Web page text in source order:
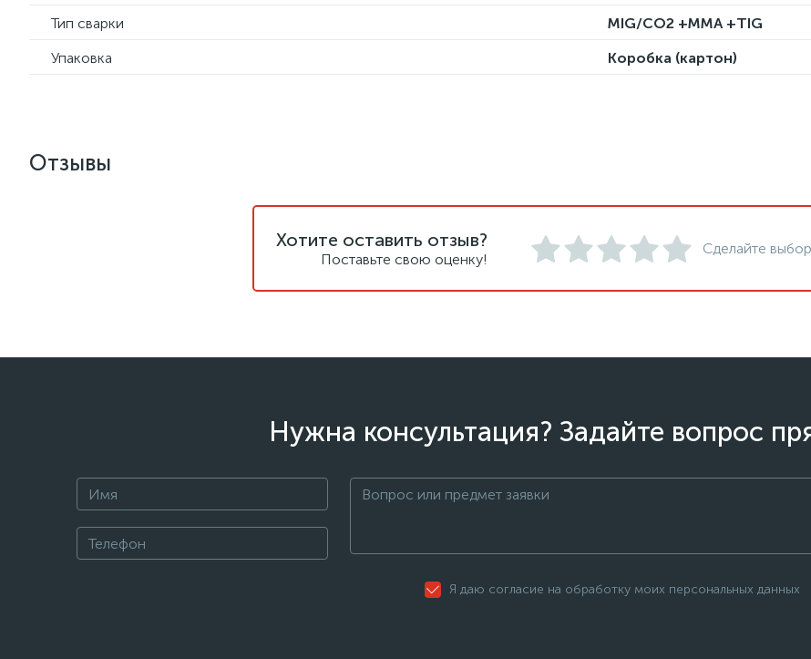
Тип сварки
MIG/CO2 +MMA +TIG
Упаковка
Коробка (картон)
Отзывы
Хотите оставить отзыв?
Поставьте свою оценку!
Сделайте
Нужна консультация? Задайте вопрос
Я даю согласие на обработку моих персональных данных